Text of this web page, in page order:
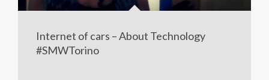
Internet of cars – About Technology
#SMWTorino